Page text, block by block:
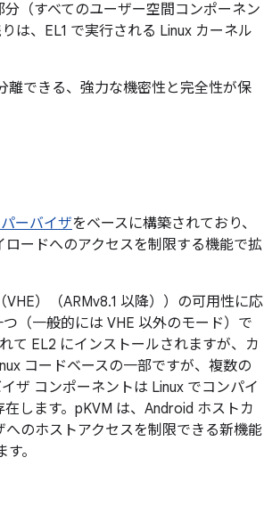
（すべてのユーザー空間コンポーネン
は、EL1 で実行される Linux カーネル
離できる、強力な機密性と完全性が保
ーバイザをベースに構築されており、
ードへのアクセスを制限する機能で拡
）（ARMv8.1 以降））の可用性に応
（一般的には VHE 以外のモード）で
て EL2 にインストールされますが、カ
コードベースの一部ですが、複数の
ザ コンポーネントは Linux でコンパイ
します。pKVM は、Android ホストカ
のホストアクセスを制限できる新機能
。